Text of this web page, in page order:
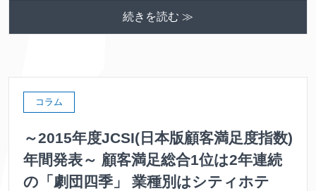
続きを読む ≫
コラム
～2015年度JCSI(日本版顧客満足度指数)
年間発表～ 顧客満足総合1位は2年連続
の「劇団四季」 業種別はシティホテ